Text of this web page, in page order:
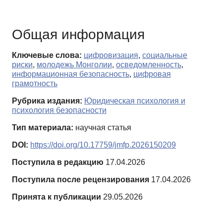
Общая информация
Ключевые слова: цифровизация, социальные
риски, молодежь Монголии, осведомленность,
информационная безопасность, цифровая
грамотность
Рубрика издания: Юридическая психология и
психология безопасности
Тип материала: научная статья
DOI: https://doi.org/10.17759/jmfp.2026150209
Поступила в редакцию 17.04.2026
Поступила после рецензирования 17.04.2026
Принята к публикации 29.05.2026